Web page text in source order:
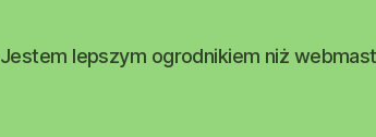
Jestem lepszym ogrodnikiem niż